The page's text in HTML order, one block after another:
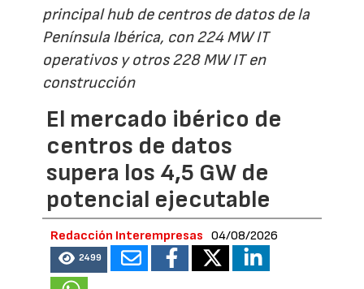
principal hub de centros de datos de la
Península Ibérica, con 224 MW IT
operativos y otros 228 MW IT en
construcción
El mercado ibérico de
centros de datos
supera los 4,5 GW de
potencial ejecutable
Redacción Interempresas 04/08/2026
2499